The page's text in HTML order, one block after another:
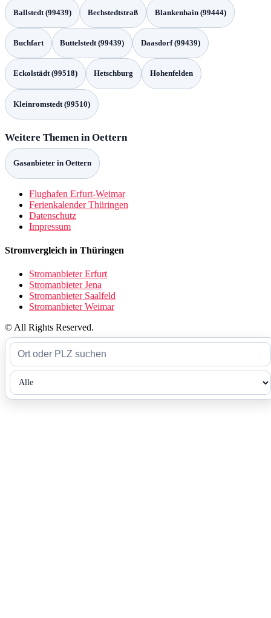
Ballstedt (99439) Bechstedtstraß Blankenhain (99444)
Buchfart Buttelstedt (99439) Daasdorf (99439)
Eckolstädt (99518) Hetschburg Hohenfelden
Kleinromstedt (99510)
Weitere Themen in Oettern
Gasanbieter in Oettern
Flughafen Erfurt-Weimar
Ferienkalender Thüringen
Datenschutz
Impressum
Stromvergleich in Thüringen
Stromanbieter Erfurt
Stromanbieter Jena
Stromanbieter Saalfeld
Stromanbieter Weimar
© All Rights Reserved.